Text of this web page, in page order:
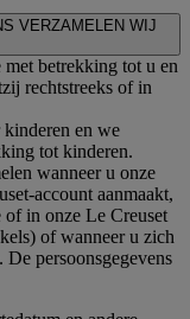
VERZAMELEN WIJ
met betrekking tot u en
rechtstreeks of in
en we
tot kinderen.
wanneer u onze
account aanmaakt,
of in onze Le Creuset
of wanneer u zich
persoonsgegevens